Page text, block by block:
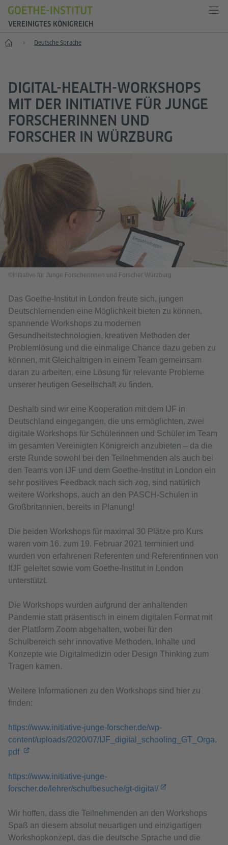
VEREINIGTES KÖNIGREICH
Start Deutsche Sprache
DIGITAL-HEALTH-WORKSHOPS
MIT DER INITIATIVE FÜR JUNGE
FORSCHERINNEN UND
FORSCHER IN WÜRZBURG
©Initiative für Junge Forscherinnen und Forscher Würzburg
Das Goethe-Institut in London freute sich, jungen
Deutschlernenden eine Möglichkeit bieten zu können,
spannende Workshops zu modernen
Gesundheitstechnologien, kreativen Methoden der
Problemlösung und die einmalige Chance dazu geben zu
können, mit Gleichaltrigen in einem Team gemeinsam
daran zu arbeiten, eine Lösung für relevante Probleme
unserer heutigen Gesellschaft zu finden.
Deshalb sind wir eine Kooperation mit dem IJF in
Deutschland eingegangen, die uns ermöglichten, zwei
digitale Workshops für Schülerinnen und Schüler im Team
im gesamten Vereinigten Königreich anzubieten – da die
erste Runde sowohl bei den Teilnehmenden als auch bei
den Teams von IJF und dem Goethe-Institut in London ein
sehr positives Feedback nach sich zog, sind natürlich
weitere Workshops, auch an den PASCH-Schulen in
Großbritannien, bereits in Planung!
Die beiden Workshops für maximal 30 Plätze pro Kurs
waren vom 16. zum 19. Februar 2021 terminiert und
wurden von erfahrenen Referenten und Referentinnen von
IfJF geleitet sowie vom Goethe-Institut in London
unterstützt.
Die Workshops wurden aufgrund der anhaltenden
Pandemie statt präsentisch in einem digitalen Format mit
der Plattform Zoom abgehalten, wobei für den
Schulbereich sehr innovative Methoden, Inhalte und
Konzepte wie Digitalmedizin oder Design Thinking zum
Tragen kamen.
Weitere Informationen zu den Workshops sind hier zu
finden:
https://www.initiative-junge-forscher.de/wp-
content/uploads/2020/07/IJF_digital_schooling_GT_Orga.
pdf
https://www.initiative-junge-
forscher.de/lehrer/schulbesuche/gt-digital/
Wir hoffen, dass die Teilnehmenden an den Workshops
Spaß an diesem absolut neuartigen und einzigartigen
Workshopkonzept, das die deutsche Sprache und die